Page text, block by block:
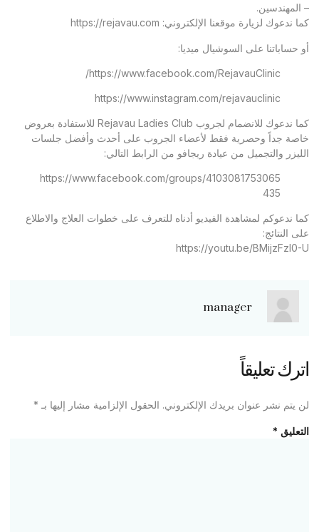
– المهندسين.
كما ندعوك لزيارة موقعنا الإلكتروني: https://rejavau.com
أو حساباتنا على السوشيال ميديا:
https://www.facebook.com/RejavauClinic/
https://www.instagram.com/rejavauclinic
كما ندعوك للانضمام لجروب Rejavau Ladies Club للاستفادة بعروض
خاصة جداً وحصرية فقط لأعضاء الجروب على أحدث وأفضل جلسات
الليزر والتجميل من عيادة ريجافو من الرابط التالي:
https://www.facebook.com/groups/4103081753065
435
كما ندعوكم لمشاهدة الفيديو أدناه للتعرف على خطوات العلاج والاطلاع
على النتائج:
https://youtu.be/BMijzFzl0-U
manager
اترك تعليقاً
لن يتم نشر عنوان بريدك الإلكتروني. الحقول الإلزامية مشار إليها بـ *
التعليق *